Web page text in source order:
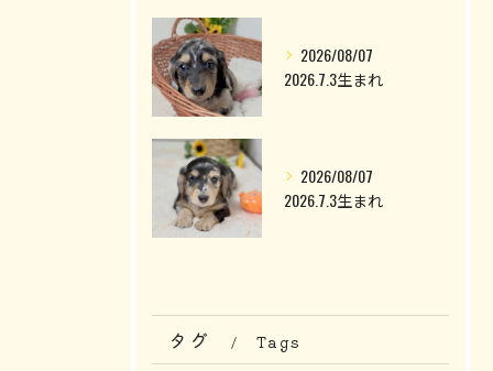
2026/08/07
2026.7.3生まれ
2026/08/07
2026.7.3生まれ
タグ Tags